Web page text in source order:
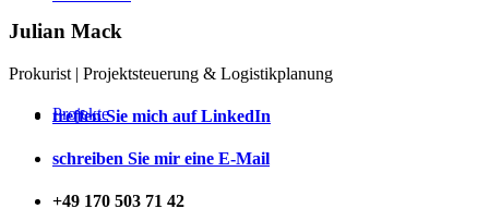
Projekte
Julian Mack
Prokurist | Projektsteuerung & Logistikplanung
treffen Sie mich auf LinkedIn
schreiben Sie mir eine E-Mail
+49 170 503 71 42